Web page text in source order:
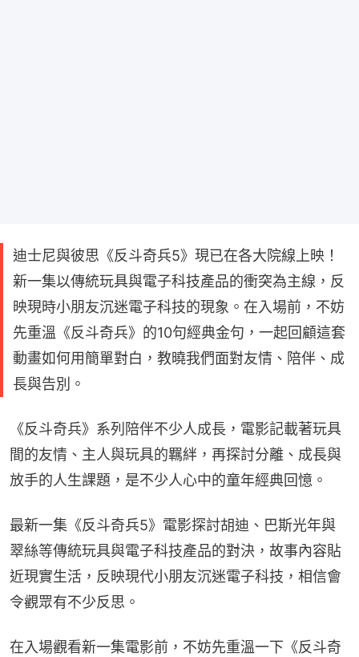
迪士尼與彼思《反斗奇兵5》現已在各大院線上映！
新一集以傳統玩具與電子科技產品的衝突為主線，反
映現時小朋友沉迷電子科技的現象。在入場前，不妨
先重溫《反斗奇兵》的10句經典金句，一起回顧這套
動畫如何用簡單對白，教曉我們面對友情、陪伴、成
長與告別。
《反斗奇兵》系列陪伴不少人成長，電影記載著玩具
間的友情、主人與玩具的羈絆，再探討分離、成長與
放手的人生課題，是不少人心中的童年經典回憶。
最新一集《反斗奇兵5》電影探討胡迪、巴斯光年與
翠絲等傳統玩具與電子科技產品的對決，故事內容貼
近現實生活，反映現代小朋友沉迷電子科技，相信會
令觀眾有不少反思。
在入場觀看新一集電影前，不妨先重溫一下《反斗奇